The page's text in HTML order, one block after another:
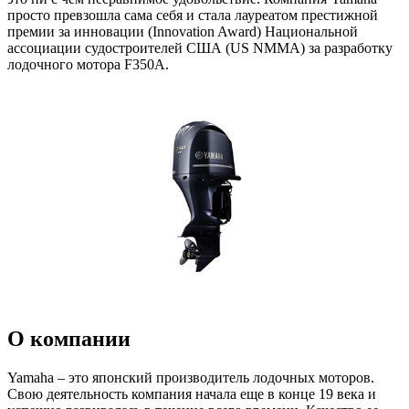
просто превзошла сама себя и стала лауреатом престижной
премии за инновации (Innovation Award) Национальной
ассоциации судостроителей США (US NMMA) за разработку
лодочного мотора F350A.
О компании
Yamaha – это японский производитель лодочных моторов.
Свою деятельность компания начала еще в конце 19 века и